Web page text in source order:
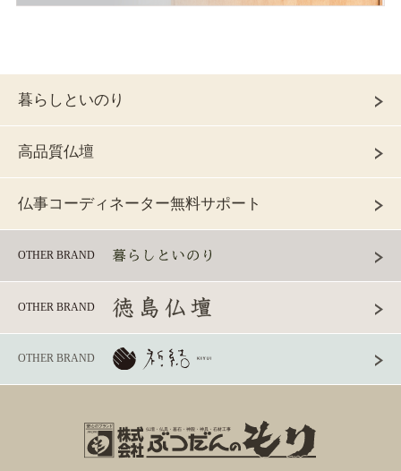
暮らしといのり
高品質仏壇
仏事コーディネーター無料サポート